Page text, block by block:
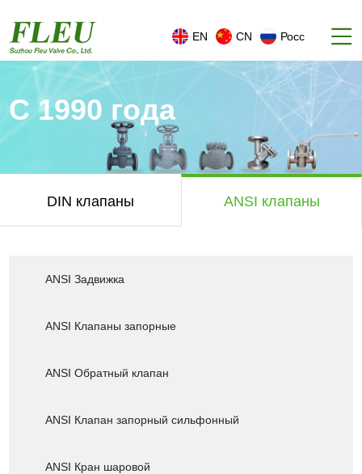
Росс
CN
EN
С 1990 года
DIN клапаны ANSI клапаны
ANSI Задвижка
ANSI Клапаны запорные
ANSI Обратный клапан
ANSI Клапан запорный сильфонный
ANSI Кран шаровой